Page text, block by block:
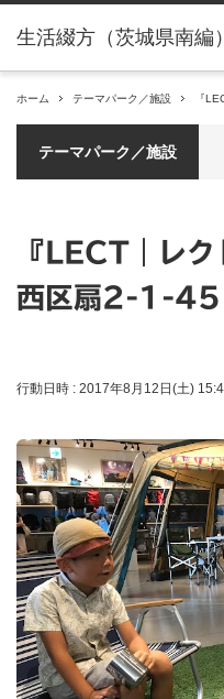
ホーム テーマパーク／施設 『
テーマパーク／施設
『LECT｜レ
西区扇2-1-45
行動日時 : 2017年8月12日(土)